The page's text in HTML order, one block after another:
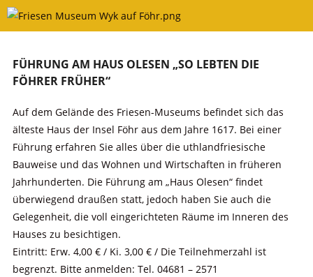
Skip
FÜHRUNG AM HAUS OLESEN „SO LEBTEN DIE
FÖHRER FRÜHER“
Auf dem Gelände des Friesen-Museums befindet sich das
älteste Haus der Insel Föhr aus dem Jahre 1617. Bei einer
Führung erfahren Sie alles über die uthlandfriesische
Bauweise und das Wohnen und Wirtschaften in früheren
Jahrhunderten. Die Führung am „Haus Olesen“ findet
überwiegend draußen statt, jedoch haben Sie auch die
Gelegenheit, die voll eingerichteten Räume im Inneren des
Hauses zu besichtigen.
Eintritt: Erw. 4,00 € / Ki. 3,00 € / Die Teilnehmerzahl ist
begrenzt. Bitte anmelden: Tel. 04681 – 2571